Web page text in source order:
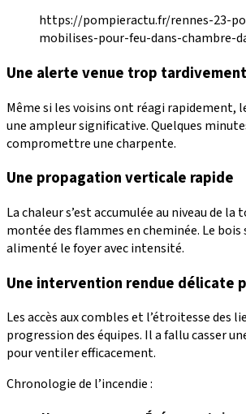
https://pompieractu.fr/rennes-23-
mobilises-pour-feu-dans-chambre-
Une alerte venue trop tardivement
Même si les voisins ont réagi rapidement,
une ampleur significative. Quelques
compromettre une charpente.
Une propagation verticale rapide
La chaleur s’est accumulée au niveau de
montée des flammes en cheminée. Le bois
alimenté le foyer avec intensité.
Une intervention rendue délicate
Les accès aux combles et l’étroitesse des
progression des équipes. Il a fallu casser
pour ventiler efficacement.
Chronologie de l’incendie :